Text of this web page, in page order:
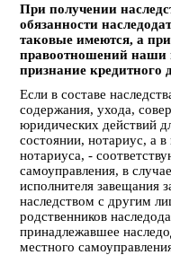
При получении
обязанности
таковые имеются, а
правоотношений наши
признание кредитного
Если в составе
содержания, ухода,
юридических действий
состоянии, нотариус, а
нотариуса, -
самоуправления, в
исполнителя завещания
наследством с другим
родственников
принадлежавшее
местного